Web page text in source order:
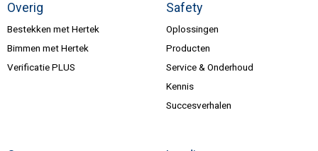
Overig
Bestekken met Hertek
Bimmen met Hertek
Verificatie PLUS
Safety
Oplossingen
Producten
Service & Onderhoud
Kennis
Succesverhalen